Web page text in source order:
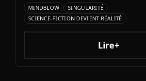
artificielles, précéderait la singularité
technologique attendue pour 2034.
MINDBLOW
SINGULARITÉ
SCIENCE-FICTION DEVIENT RÉALITÉ
Lire+